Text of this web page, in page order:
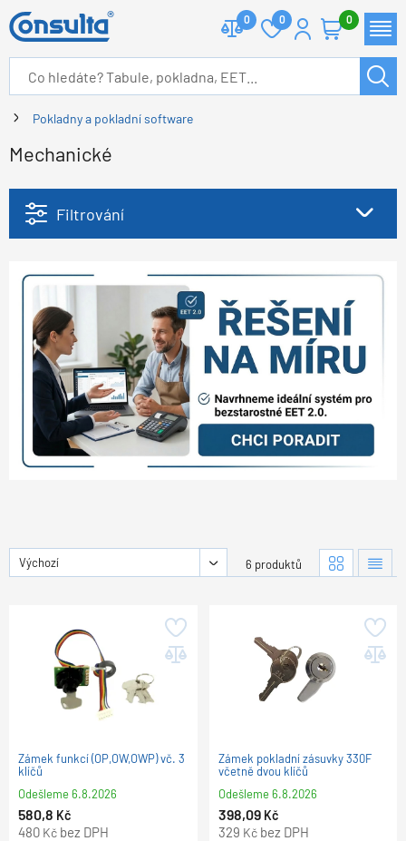
0 0 0
Pokladny a pokladní software
Mechanické
Filtrování
Výchozí 6 produktů
Zámek funkcí (OP,OW,OWP) vč. 3
klíčů
Odešleme6.8.2026
580,8 Kč
480 Kč bez DPH
Zámek pokladní zásuvky 330F
včetně dvou klíčů
Odešleme6.8.2026
398,09 Kč
329 Kč bez DPH